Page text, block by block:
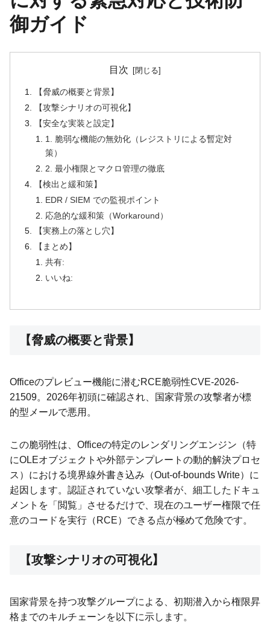
御ガイド
目次
【脅威の概要と背景】
【攻撃シナリオの可視化】
【安全な実装と設定】
1. 脆弱な機能の無効化（レジストリによる暫定対
策）
2. 最小権限とマクロ管理の徹底
【検出と緩和策】
EDR / SIEM での監視ポイント
応急的な緩和策（Workaround）
【実務上の落とし穴】
【まとめ】
共有:
いいね:
【脅威の概要と背景】
Officeのプレビュー機能に潜むRCE脆弱性CVE-2026-
21509。2026年初頭に確認され、国家背景の攻撃者が標
的型メールで悪用。
この脆弱性は、Officeの特定のレンダリングエンジン（特
にOLEオブジェクトや外部テンプレートの動的解決プロセ
ス）における境界線外書き込み（Out-of-bounds Write）に
起因します。認証されていない攻撃者が、細工したドキュ
メントを「閲覧」させるだけで、現在のユーザー権限で任
意のコードを実行（RCE）できる点が極めて危険です。
【攻撃シナリオの可視化】
国家背景を持つ攻撃グループによる、初期潜入から権限昇
格までのキルチェーンを以下に示します。